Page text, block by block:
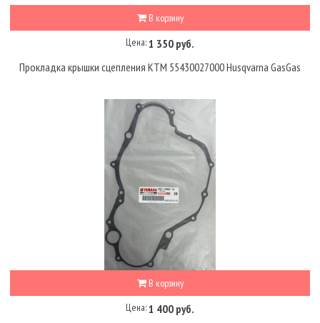
В корзину
Цена:1 350 руб.
Прокладка крышки сцепления KTM 55430027000 Husqvarna GasGas
В корзину
Цена:1 400 руб.